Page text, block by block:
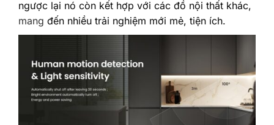
ngược lại nó còn kết hợp với các đồ nội thất khác,
mang đến nhiều trải nghiệm mới mẻ, tiện ích.